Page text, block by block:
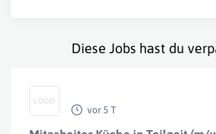
Diese Jobs hast du
vor 5 T